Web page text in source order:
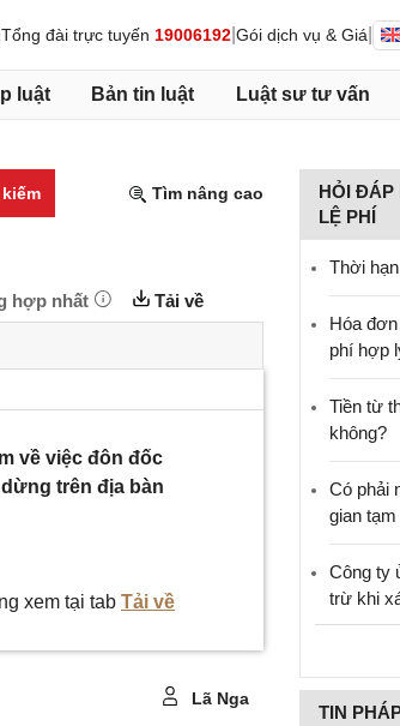
Tổng đài trực tuyến 19006192 Gói dịch vụ & Giá
luật Bản tin luật Luật sư tư vấn
Tìm nâng cao
hợp nhất Tải về
về việc đôn đốc
trên địa bàn
xem tại tab Tải về
Lã Nga
HỎI ĐÁP
LỆ PHÍ
Thời
Hóa
phí hợp
Tiền từ
không?
Có phải
gian
Công ty
trừ khi
TIN